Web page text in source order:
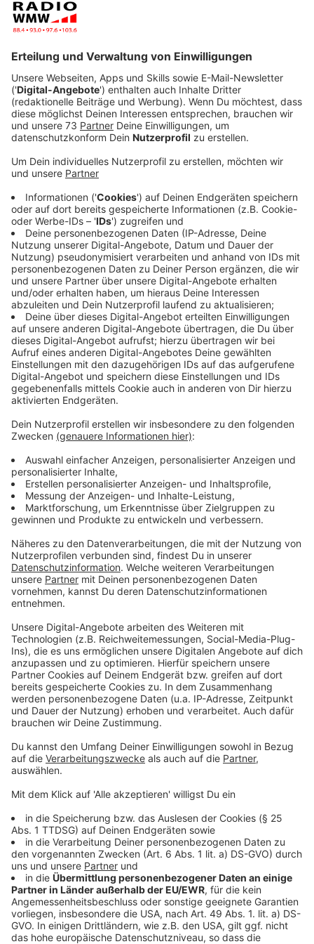
Haftbefehl wegen versuchten Totschlags und
gefährlicher Körperverletzung gegen die 56-jährige
bislang nicht zu den Vorwürfen. Die Ermittlungen
dauern an.
Veröffentlicht:Samstag, 27.12.2025 18:52
Anzeige
Stand vom 25.12.25:
Anzeige
Am Donnerstagnachmittag (25.12., 14:00 Uhr) ist ein
27-Jähriger durch einen Messerstich auf der
Landstraße Graeser Brook zwischen Ahaus und Gronau
schwer verletzt worden. Die Polizei hat eine 56-jährige
Tatverdächtige festgenommen und eine
Mordkommission eingerichtet.
Ersten Erkenntnissen zufolge fuhren die 56-jährige
Tatverdächtige, ihre 23-jährige Tochter und deren 27-
jähriger Partner in einem Auto von Ahaus nach Gronau.
Nach einer zunächst verbalen Auseinandersetzung soll
die 56-Jährige Pfefferspray eingesetzt haben,
woraufhin der 27-jährige Fahrer das Fahrzeug stoppte.
Im Rahmen einer dann außerhalb des Fahrzeugs
stattfindenden Auseinandersetzung soll die 56-
Jährige den 27-Jährigen ebenfalls mit einem Messer
angegriffen und mit einem Stich in den Oberkörper
schwer verletzt haben. Andere Verkehrsteilnehmer
sind durch die Auseinandersetzung nicht gefährdet
worden.
Die 56-Jährige flüchtete anschließend vom Tatort. Die
23-Jährige fuhr den 27-Jährigen in ein nahegelgenes
Krankenhaus, wo er durch Rettungskräfte versorgt
wurde. Es besteht keine Lebensgefahr. Für die
Fahndung nach der Tatverdächtigen setzte die Polizei
unter anderem einen Hubschrauber und eine
Einsatzhundertschaft ein. Die 56-Jährige stellte sich
am Donnerstagabend (25.12., 18:05 Uhr) auf einer
Polizeiwache in Gronau. Die Beamten nahmen die
Gronauerin mit deutscher und türkischer
Staatsangehörigkeit vorläufig fest.
Die Hintergründe der Tat sind Gegenstand der
Ermittlungen.
Eine Mordkommission ist bei der Polizei Münster im
Einsatz. Im Laufe des Tages soll über eine Vorführung
der Tatverdächtigen zwecks Prüfung der Anordnung
der Untersuchungshaft entschieden werden.
Quelle: Kreispolizei Borken, Pressemitteilung